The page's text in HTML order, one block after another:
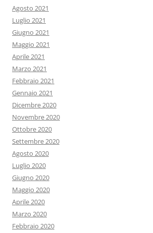
Agosto 2021
Luglio 2021
Giugno 2021
Maggio 2021
Aprile 2021
Marzo 2021
Febbraio 2021
Gennaio 2021
Dicembre 2020
Novembre 2020
Ottobre 2020
Settembre 2020
Agosto 2020
Luglio 2020
Giugno 2020
Maggio 2020
Aprile 2020
Marzo 2020
Febbraio 2020